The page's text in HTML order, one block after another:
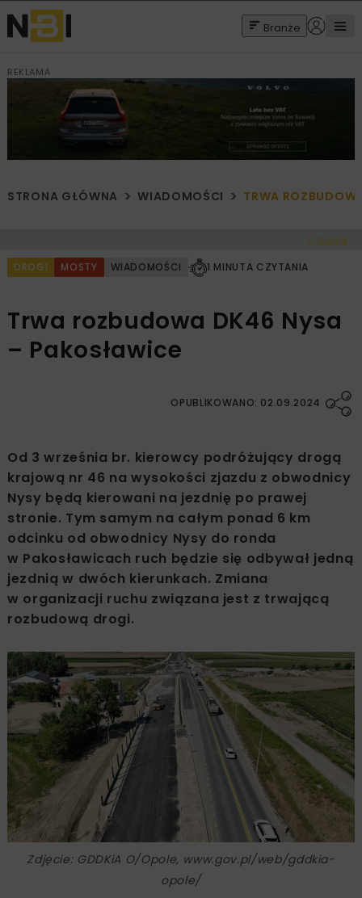
Branże
REKLAMA
STRONA GŁÓWNA WIADOMOŚCI TRWA
< Cofnij
DROGI MOSTY WIADOMOŚCI 1 MINUTA CZYTANIA
Trwa rozbudowa DK46 Nysa
– Pakosławice
OPUBLIKOWANO: 02.09.2024
Od 3 września br. kierowcy podróżujący drogą
krajową nr 46 na wysokości zjazdu z obwodnicy
Nysy będą kierowani na jezdnię po prawej
stronie. Tym samym na całym ponad 6 km
odcinku od obwodnicy Nysy do ronda
w Pakosławicach ruch będzie się odbywał jedną
jezdnią w dwóch kierunkach. Zmiana
w organizacji ruchu związana jest z trwającą
rozbudową drogi.
Zdjęcie: GDDKiA O/Opole, www.gov.pl/web/gddkia-
opole/